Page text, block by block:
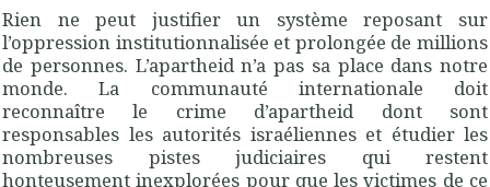
Rien ne peut justifier un système reposant sur
l’oppression institutionnalisée et prolongée de millions
de personnes. L’apartheid n’a pas sa place dans notre
monde. La communauté internationale doit
reconnaître le crime d’apartheid dont sont
responsables les autorités israéliennes et étudier les
nombreuses pistes judiciaires qui restent
honteusement inexplorées pour que les victimes de ce